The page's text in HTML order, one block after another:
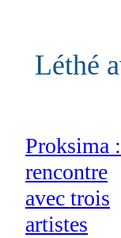
contenuLéthé
Proksima :
rencontre
avec trois
artistes